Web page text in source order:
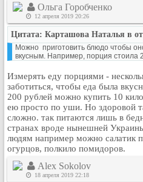
Домашние питомцы
Медицина
Компьютер
Ещё
Пользователи / Поиск
Группы
Норм
Музыкальный архив
Видео архив
Дело
Организации
Ольга Горобченко
12 апреля 2019 20:26
Цитата: Карташова Наталья в
Можно приготовить блюдо чтобы
вкусным. Например, порция стоила
Измерять еду порциями -
заботиться, чтобы еда была
200 рублей можно купить 10
ею просто по уши. Но здоровой
сложно. так питаются лишь в
странах вроде нынешней
людям например можно салатик
огурцов, полкило помидоров.
Alex Sokolov
18 апреля 2019 22:18